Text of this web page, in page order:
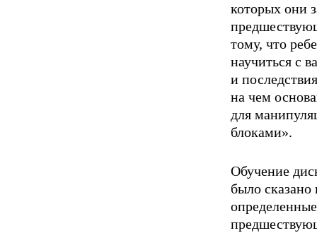
которых они
тому, что
научиться с
и
на чем
для
блоками».
Обучение
было